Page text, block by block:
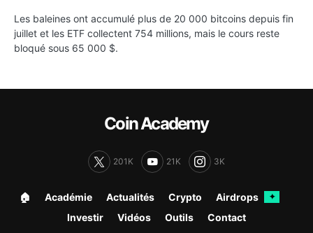
Les baleines ont accumulé plus de 20 000 bitcoins depuis fin
juillet et les ETF collectent 754 millions, mais le cours reste
bloqué sous 65 000 $.
Coin Academy
201K 21K 3K
🏠︎ Académie Actualités Crypto Airdrops ✦
Investir Vidéos Outils Contact